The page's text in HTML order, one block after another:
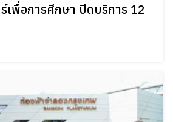
เพื่อการศึกษา ปิดบริการ 12